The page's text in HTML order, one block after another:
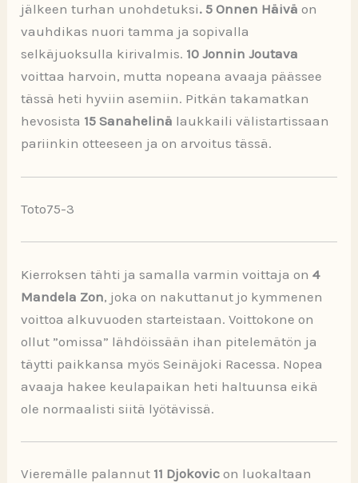
jälkeen turhan unohdetuksi. 5 Onnen Häivä on
vauhdikas nuori tamma ja sopivalla
selkäjuoksulla kirivalmis. 10 Jonnin Joutava
voittaa harvoin, mutta nopeana avaaja päässee
tässä heti hyviin asemiin. Pitkän takamatkan
hevosista 15 Sanahelinä laukkaili välistartissaan
pariinkin otteeseen ja on arvoitus tässä.
Toto75-3
Kierroksen tähti ja samalla varmin voittaja on4
Mandela Zon, joka on nakuttanut jo kymmenen
voittoa alkuvuoden starteistaan. Voittokone on
ollut ”omissa” lähdöissään ihan pitelemätön ja
täytti paikkansa myös Seinäjoki Racessa. Nopea
avaaja hakee keulapaikan heti haltuunsa eikä
ole normaalisti siitä lyötävissä.
Vieremälle palannut 11 Djokovic on luokaltaan